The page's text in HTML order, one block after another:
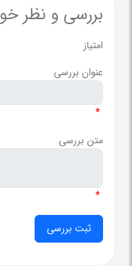
بررسی و نظر
امتیاز
عنوان بررسی
*
متن بررسی
*